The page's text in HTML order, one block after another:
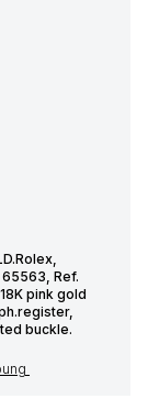
Ref.
pink gold
buckle.